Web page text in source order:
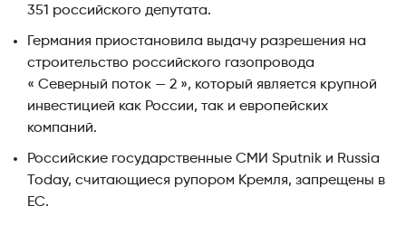
351 российского депутата.
Германия приостановила выдачу разрешения на
строительство российского газопровода
« Северный поток — 2 », который является крупной
инвестицией как России, так и европейских
компаний.
Российские государственные СМИ Sputnik и Russia
Today, считающиеся рупором Кремля, запрещены в
ЕС.